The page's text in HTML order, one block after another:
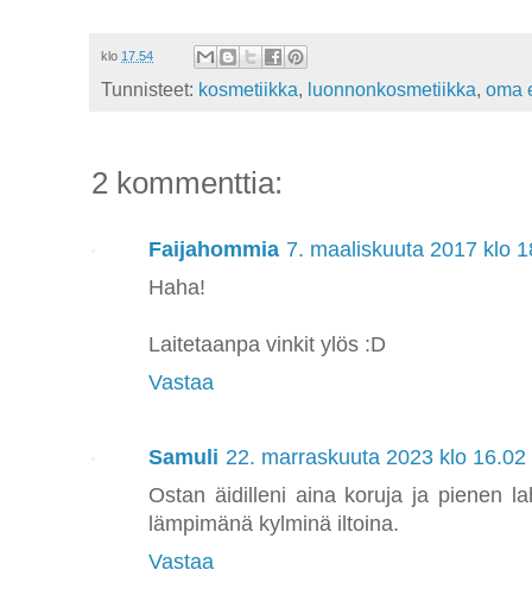
klo 17.54
Tunnisteet: kosmetiikka, luonnonkosmetiikka, oma
2 kommenttia:
Faijahommia 7. maaliskuuta 2017 klo
Haha!
Laitetaanpa vinkit ylös :D
Vastaa
Samuli 22. marraskuuta 2023 klo 16.02
Ostan äidilleni aina koruja ja pienen
lämpimänä kylminä iltoina.
Vastaa